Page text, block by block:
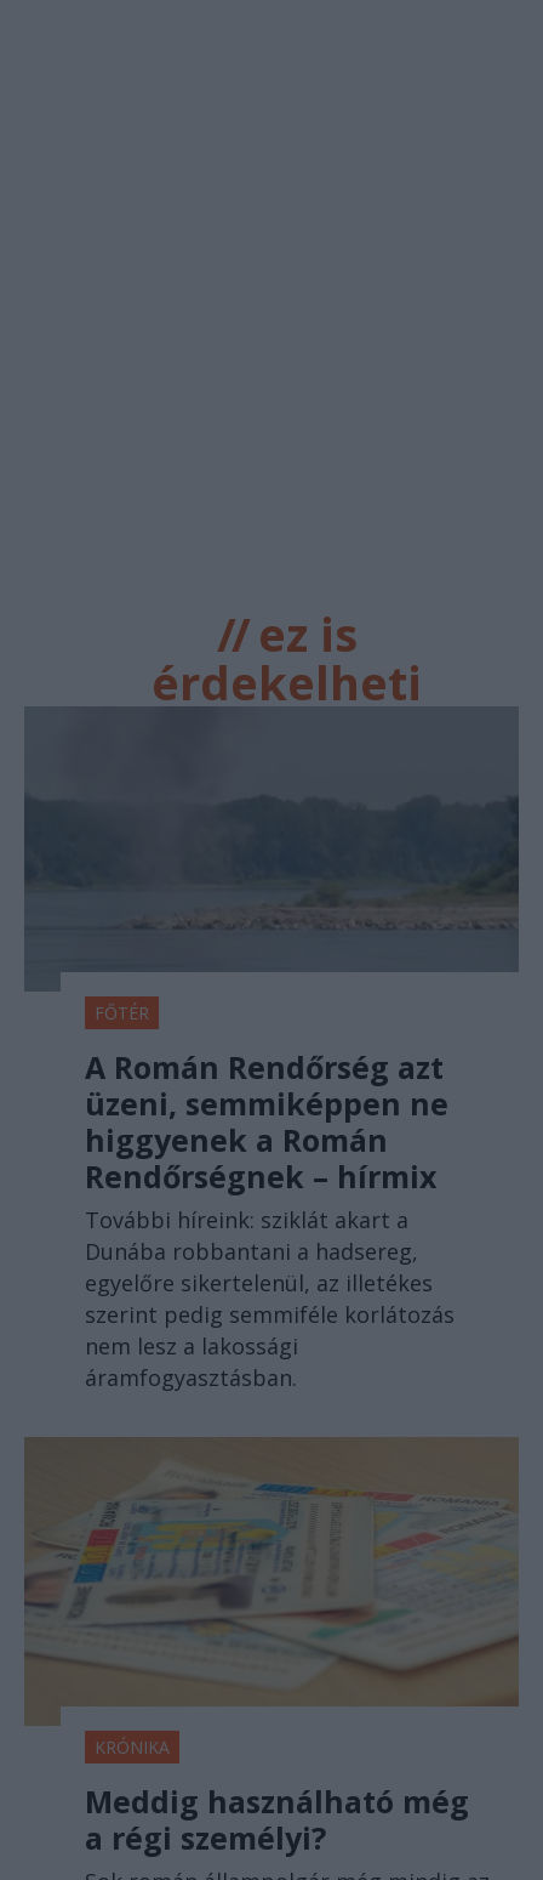
//ez is
érdekelheti
FŐTÉR
A Román Rendőrség azt
üzeni, semmiképpen ne
higgyenek a Román
Rendőrségnek – hírmix
További híreink: sziklát akart a
Dunába robbantani a hadsereg,
egyelőre sikertelenül, az illetékes
szerint pedig semmiféle korlátozás
nem lesz a lakossági
áramfogyasztásban.
KRÓNIKA
Meddig használható még
a régi személyi?